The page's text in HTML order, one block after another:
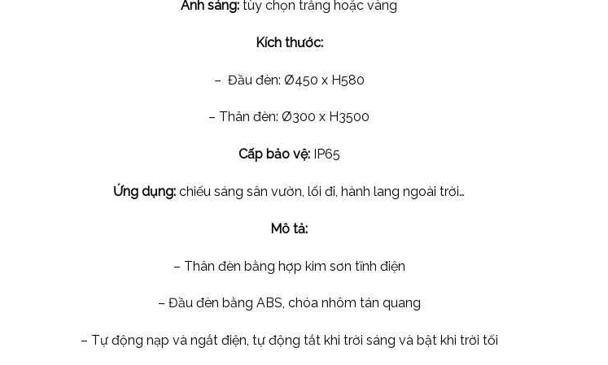
Ánh sáng: tùy chọn trắng hoặc vàng
Kích thước:
– Đầu đèn: Ø450 x H580
– Thân đèn: Ø300 x H3500
Cấp bảo vệ:IP65
Ứng dụng: chiếu sáng sân vườn, lối đi, hành lang ngoài trời…
Mô tả:
– Thân đèn bằng hợp kim sơn tĩnh điện
– Đầu đèn bằng ABS, chóa nhôm tán quang
– Tự động nạp và ngắt điện, tự động tắt khi trời sáng và bật khi trời tối